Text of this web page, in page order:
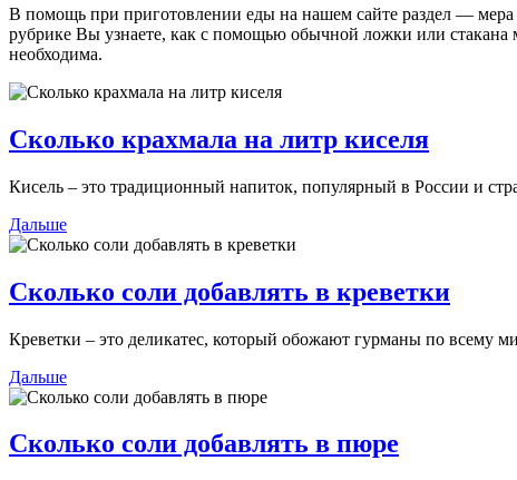
В помощь при приготовлении еды на нашем сайте раздел —
рубрике Вы узнаете, как с помощью обычной ложки или
необходима.
Сколько крахмала на литр киселя
Кисель – это традиционный напиток, популярный в России и
Дальше
Сколько соли добавлять в креветки
Креветки – это деликатес, который обожают гурманы по всему
Дальше
Сколько соли добавлять в пюре